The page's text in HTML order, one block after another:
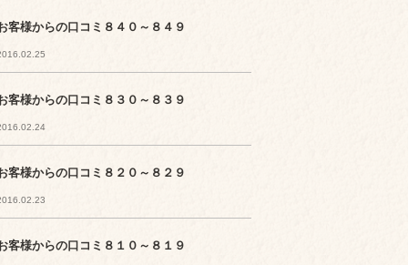
客様からの口コミ８４０～８４９
客様からの口コミ８３０～８３９
客様からの口コミ８２０～８２９
客様からの口コミ８１０～８１９